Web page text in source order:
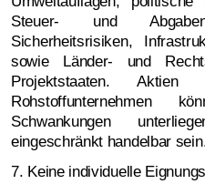
Steuer- und
Sicherheitsrisiken,
sowie Länder- und
Projektstaaten.
Rohstoffunternehmen
Schwankungen
eingeschränkt handelbar
7. Keine individuelle